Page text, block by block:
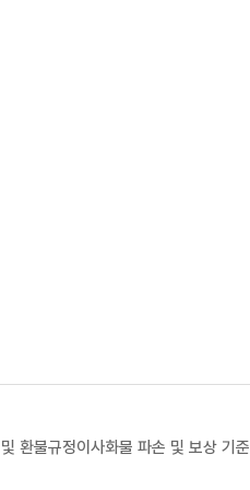
환불규정이사화물 파손 및 보상 기준